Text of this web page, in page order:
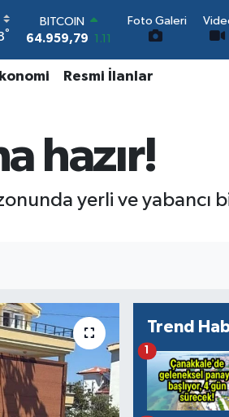
°
DOLAR
47,7436 0.18
EURO
55,2510 0.32
BİST100
Foto Galeri
Resmi İlanlar
hazır!
yerli ve yabancı
Trend
1